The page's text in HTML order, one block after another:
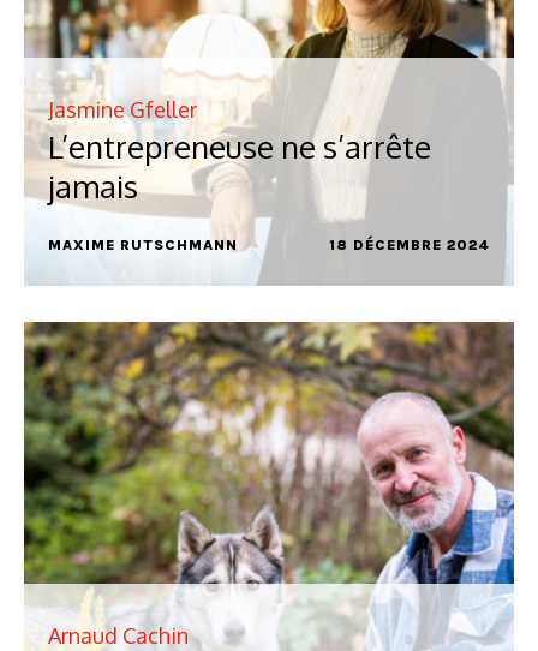
Jasmine Gfeller
L’entrepreneuse ne s’arrête
jamais
MAXIME RUTSCHMANN 18 DÉCEMBRE 2024
Arnaud Cachin